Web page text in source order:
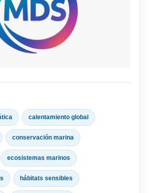
calentamiento global
conservación marina
ecosistemas marinos
hábitats sensibles